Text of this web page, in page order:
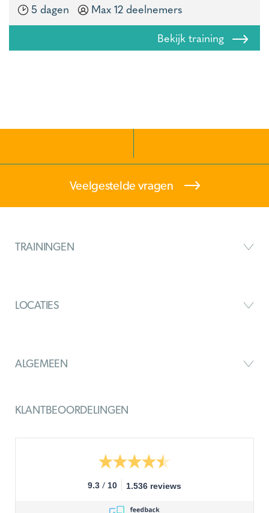
5 dagen
Max 12 deelnemers
Bekijk training
Veelgestelde vragen
TRAININGEN
LOCATIES
ALGEMEEN
KLANTBEOORDELINGEN
9.3 / 10 1.536 reviews